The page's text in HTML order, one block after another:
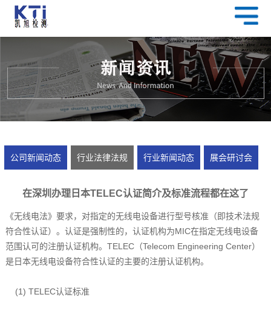
公司新闻动态 行业法律法规 行业新闻动态 展会研讨会
在深圳办理日本TELEC认证简介及标准流程都在这了
《无线电法》要求，对指定的无线电设备进行型号核准（即技术法规
符合性认证）。认证是强制性的，认证机构为MIC在指定无线电设备
范围认可的注册认证机构。TELEC（Telecom Engineering Center）
是日本无线电设备符合性认证的主要的注册认证机构。
(1) TELEC认证标准